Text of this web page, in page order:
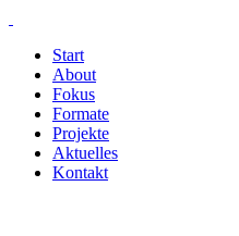
Start
About
Fokus
Formate
Projekte
Aktuelles
Kontakt